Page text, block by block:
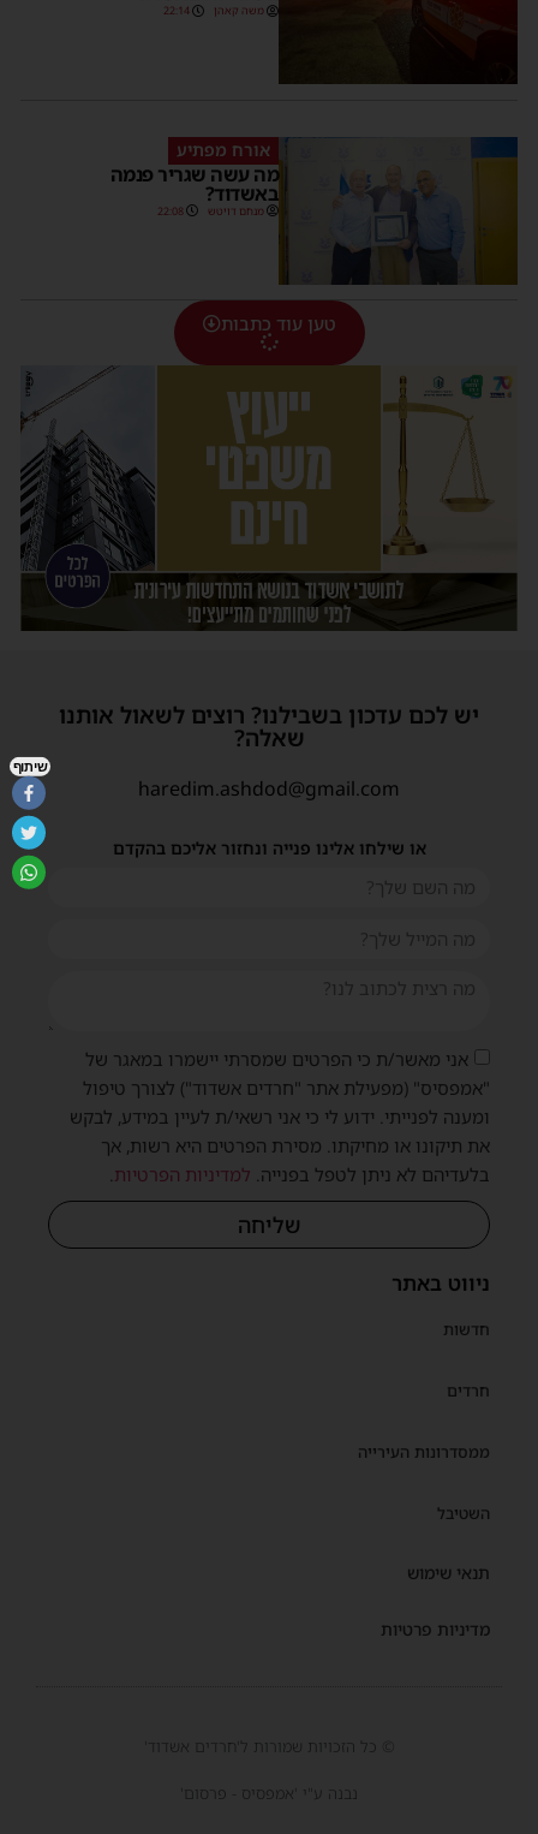
משה קאהן 22:14
אורח מפתיע
מה עשה שגריר פנמה
באשדוד?
מנחם דויטש 22:08
טען עוד כתבות
ניווט באתר
חדשות
חרדים
ממסדרונות העירייה
השטיבל
תנאי שימוש
מדיניות פרטיות
יש לכם עדכון בשבילנו? רוצים לשאול אותנו
שאלה?
haredim.ashdod@gmail.com
או שילחו אלינו פנייה ונחזור אליכם בהקדם
אני מאשר/ת כי הפרטים שמסרתי יישמרו במאגר של
"אמפסיס" (מפעילת אתר "חרדים אשדוד") לצורך טיפול
ומענה לפנייתי. ידוע לי כי אני רשאי/ת לעיין במידע, לבקש
את תיקונו או מחיקתו. מסירת הפרטים היא רשות, אך
בלעדיהם לא ניתן לטפל בפנייה. למדיניות הפרטיות.
שליחה
© כל הזכויות שמורות ל'חרדים אשדוד'
נבנה ע"י 'אמפסיס - פרסום'
שיתוף